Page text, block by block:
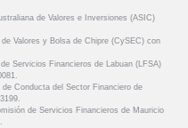
de Valores e Inversiones (ASIC)
Valores y Bolsa de Chipre (CySEC) con
Servicios Financieros de Labuan (LFSA)
Conducta del Sector Financiero de
de Servicios Financieros de Mauricio